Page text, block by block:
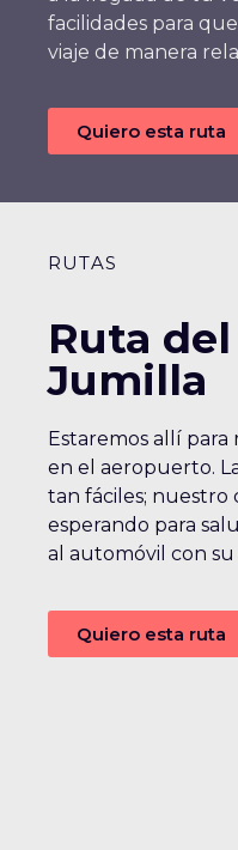
facilidades para
viaje de manera
Quiero esta ruta
RUTAS
Ruta
Jumilla
Estaremos allí
en el aeropuerto.
tan fáciles; nuestro
esperando para
al automóvil con su
Quiero esta ruta